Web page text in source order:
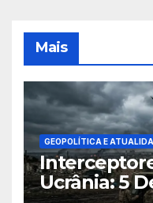
Mais
GEOPOLÍTICA E
Ucrânia: 5